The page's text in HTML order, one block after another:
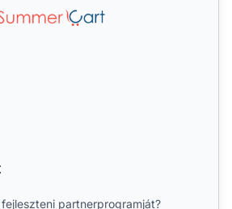
partnerprogramját?